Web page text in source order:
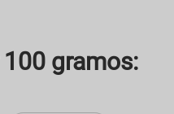
gramos: